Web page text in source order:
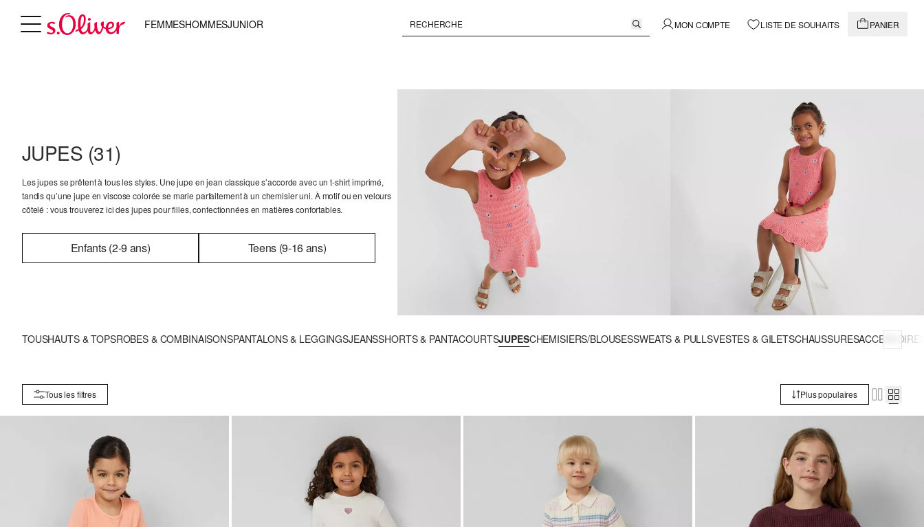
FEMMESHOMMESJUNIOR MON COMPTE LISTE DE SOUHAITS PANIER
JUPES (31)
Les jupes se prêtent à tous les styles. Une jupe en jean classique s’accorde avec un t-shirt imprimé,
tandis qu’une jupe en viscose colorée se marie parfaitement à un chemisier uni. À motif ou en velours
côtelé : vous trouverez ici des jupes pour filles, confectionnées en matières confortables.
Enfants (2-9 ans) Teens (9-16 ans)
TOUSHAUTS & TOPSROBES & COMBINAISONSPANTALONS & LEGGINGSJEANSSHORTS & PANTACOURTSJUPESCHEMISIERS/BLOUSESSWEATS & PULLSVESTES & GILETSCHAUSSURES
Tous les filtres Plus populaires